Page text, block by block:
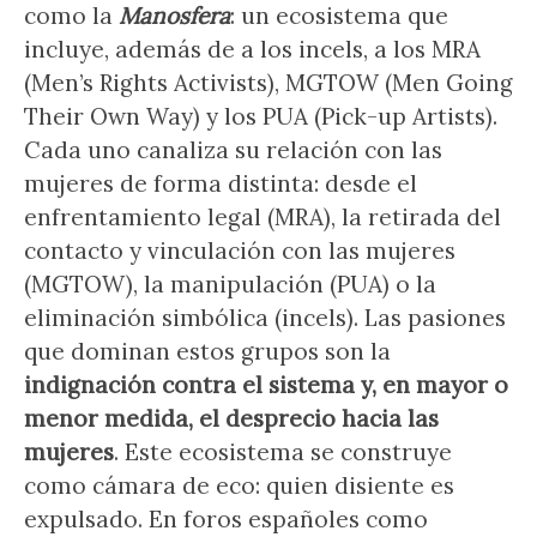
como la Manosfera: un ecosistema que
incluye, además de a los incels, a los MRA
(Men’s Rights Activists), MGTOW (Men Going
Their Own Way) y los PUA (Pick-up Artists).
Cada uno canaliza su relación con las
mujeres de forma distinta: desde el
enfrentamiento legal (MRA), la retirada del
contacto y vinculación con las mujeres
(MGTOW), la manipulación (PUA) o la
eliminación simbólica (incels). Las pasiones
que dominan estos grupos son la
indignación contra el sistema y, en mayor o
menor medida, el desprecio hacia las
mujeres. Este ecosistema se construye
como cámara de eco: quien disiente es
expulsado. En foros españoles como